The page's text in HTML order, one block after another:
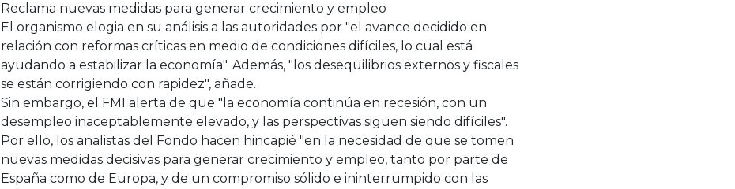
Reclama nuevas medidas para generar crecimiento y empleo
El organismo elogia en su análisis a las autoridades por "el avance decidido en
relación con reformas críticas en medio de condiciones difíciles, lo cual está
ayudando a estabilizar la economía". Además, "los desequilibrios externos y fiscales
se están corrigiendo con rapidez", añade.
Sin embargo, el FMI alerta de que "la economía continúa en recesión, con un
desempleo inaceptablemente elevado, y las perspectivas siguen siendo difíciles".
Por ello, los analistas del Fondo hacen hincapié "en la necesidad de que se tomen
nuevas medidas decisivas para generar crecimiento y empleo, tanto por parte de
España como de Europa, y de un compromiso sólido e ininterrumpido con las